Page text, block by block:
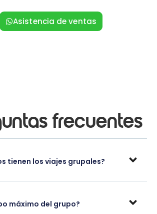
Asistencia de ventas
frecuentes
tienen los viajes grupales?
máximo del grupo?